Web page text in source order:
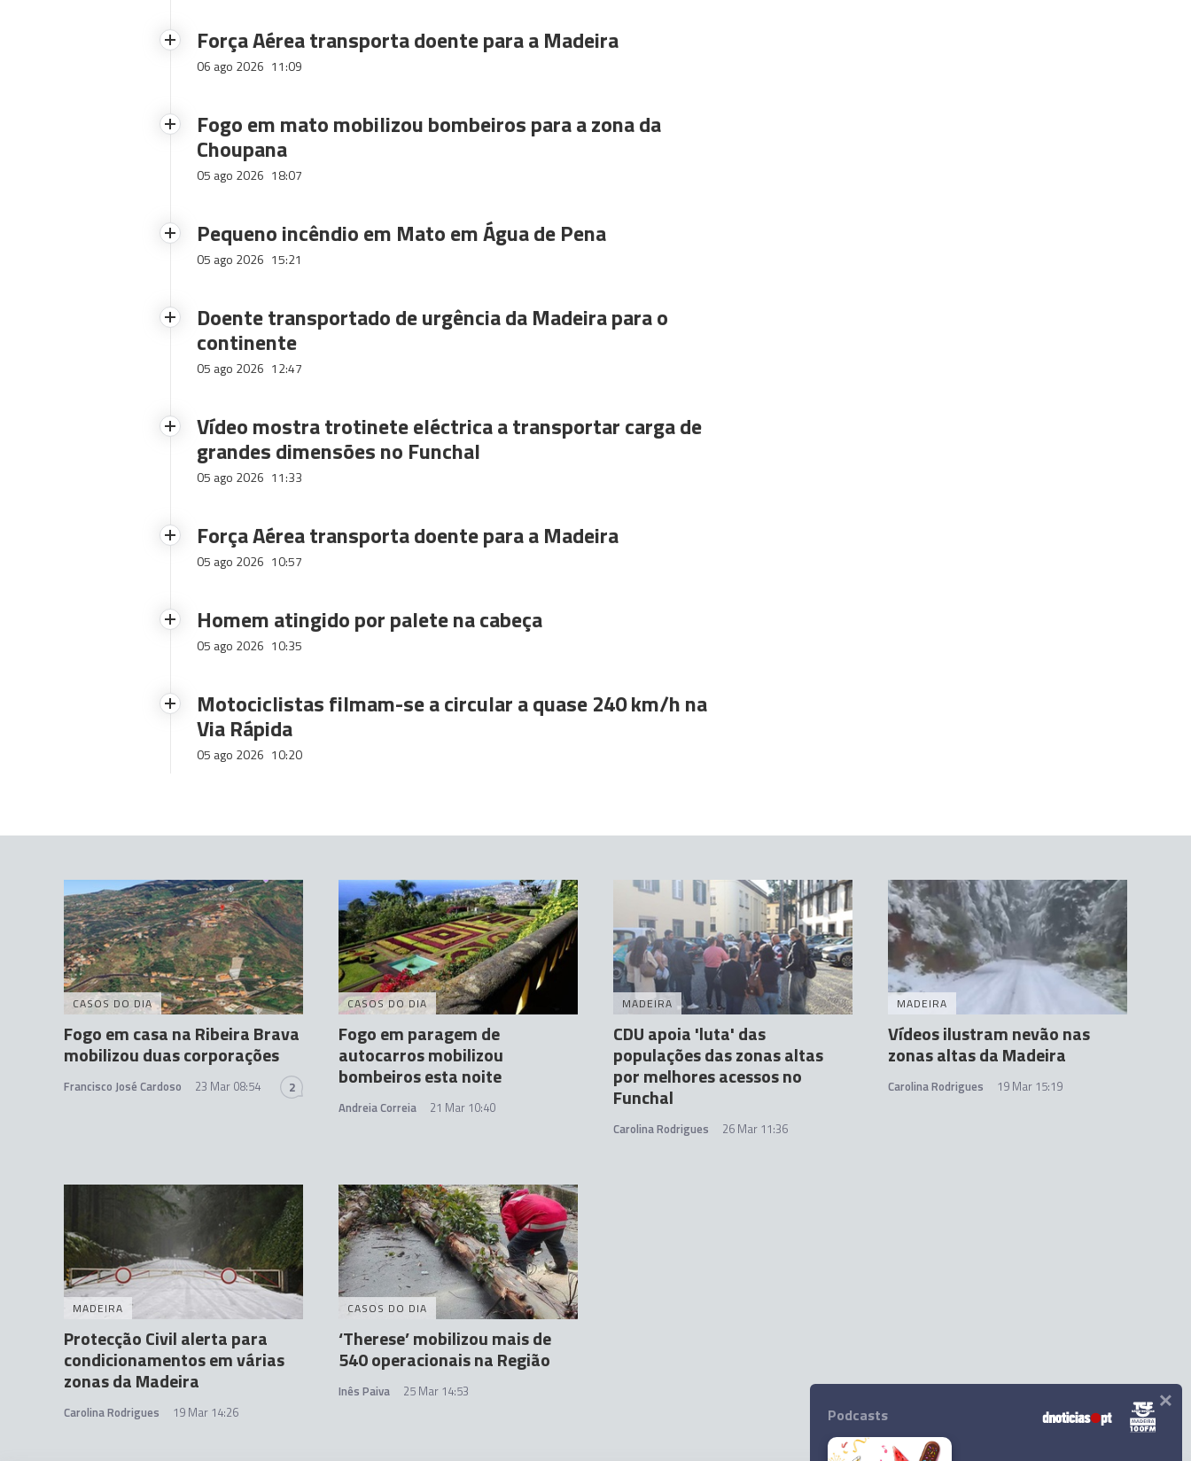
Força Aérea transporta doente para a Madeira
06 ago 2026 11:09
Fogo em mato mobilizou bombeiros para a zona da
Choupana
05 ago 2026 18:07
Pequeno incêndio em Mato em Água de Pena
05 ago 2026 15:21
Doente transportado de urgência da Madeira para o
continente
05 ago 2026 12:47
Vídeo mostra trotinete eléctrica a transportar carga de
grandes dimensões no Funchal
05 ago 2026 11:33
Força Aérea transporta doente para a Madeira
05 ago 2026 10:57
Homem atingido por palete na cabeça
05 ago 2026 10:35
Motociclistas filmam-se a circular a quase 240 km/h na
Via Rápida
05 ago 2026 10:20
CASOS DO DIA
Fogo em casa na Ribeira Brava
mobilizou duas corporações
Francisco José Cardoso 23 Mar 08:54 2
CASOS DO DIA
Fogo em paragem de
autocarros mobilizou
bombeiros esta noite
Andreia Correia 21 Mar 10:40
MADEIRA
CDU apoia 'luta' das
populações das zonas altas
por melhores acessos no
Funchal
Carolina Rodrigues 26 Mar 11:36
MADEIRA
Vídeos ilustram nevão nas
zonas altas da Madeira
Carolina Rodrigues 19 Mar 15:19
MADEIRA
Protecção Civil alerta para
condicionamentos em várias
zonas da Madeira
Carolina Rodrigues 19 Mar 14:26
CASOS DO DIA
‘Therese’ mobilizou mais de
540 operacionais na Região
Inês Paiva 25 Mar 14:53
Podcasts ×